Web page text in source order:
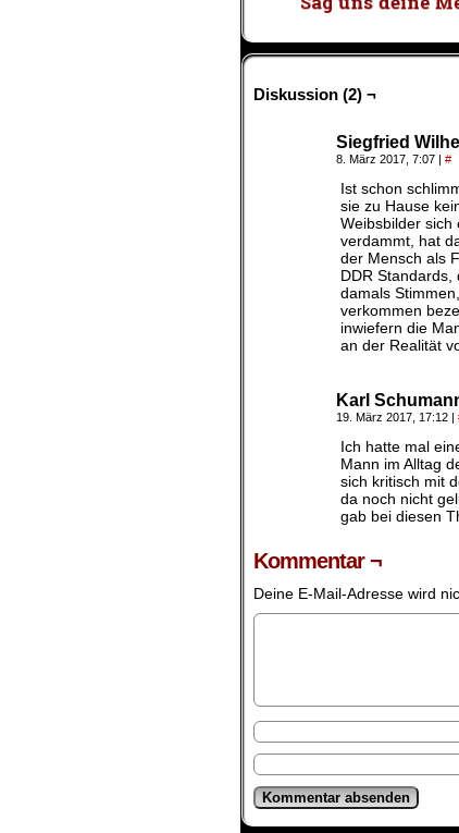
Diskussion (2) ¬
Siegfried
8. März 2017, 7:07 | #
Ist schon
sie zu Hause
Weibsbilder sich
verdammt, hat
der Mensch als
DDR
damals
verkommen
inwiefern die
an der Realität
Karl
19. März 2017, 17:12 |
Ich hatte mal
Mann im Alltag
sich kritisch mit
da noch nicht
gab bei diesen
Kommentar ¬
Deine E-Mail-Adresse wird